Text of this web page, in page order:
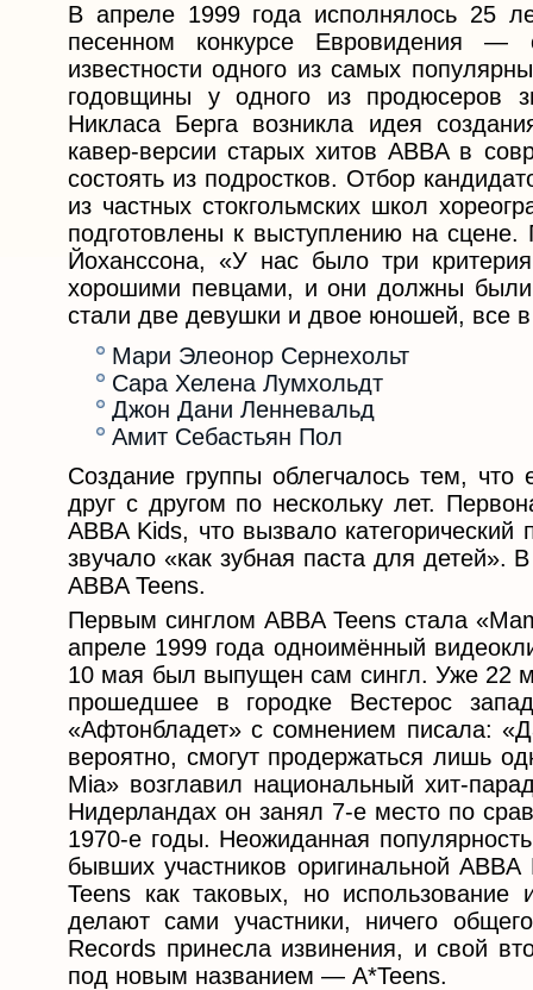
В апреле 1999 года исполнялось 25
песенном конкурсе Евровидения —
известности одного из самых
годовщины у одного из продюсеров
Никласа Берга возникла идея
кавер-версии старых хитов ABBA в
состоять из подростков. Отбор
из частных стокгольмских школ
подготовлены к выступлению на
Йоханссона, «У нас было три
хорошими певцами, и они должны были
стали две девушки и двое юношей, все
Мари Элеонор Сернехольт
Сара Хелена Лумхольдт
Джон Дани Ленневальд
Амит Себастьян Пол
Создание группы облегчалось тем,
друг с другом по нескольку лет.
ABBA Kids, что вызвало
звучало «как зубная паста для детей».
ABBA Teens.
Первым синглом ABBA Teens стала
апреле 1999 года одноимённый
10 мая был выпущен сам сингл. Уже 22
прошедшее в городке Вестерос
«Афтонбладет» с сомнением писала:
вероятно, смогут продержаться лишь
Mia» возглавил национальный хит-
Нидерландах он занял 7-е место по
1970-е годы. Неожиданная
бывших участников оригинальной
Teens как таковых, но
делают сами участники, ничего
Records принесла извинения, и свой
под новым названием — A*Teens.